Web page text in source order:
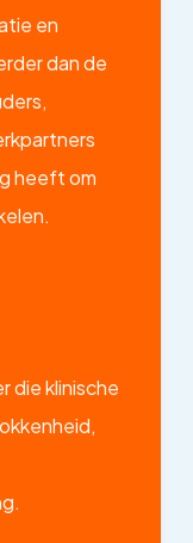
en
dan de
heeft om
die klinische